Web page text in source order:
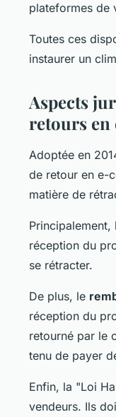
plateformes de
Toutes ces
instaurer un
Aspects
retours en
Adoptée en
de retour en e-
matière de
réception du
se rétracter.
De plus, le
réception du
retourné par le
tenu de payer
Enfin, la "Loi
vendeurs. Ils